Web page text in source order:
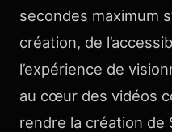
secondes maximum
création, de
l’expérience de
au cœur des vidéos
rendre la création de